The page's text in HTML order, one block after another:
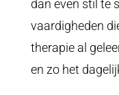
dan even stil te
vaardigheden
therapie al
en zo het